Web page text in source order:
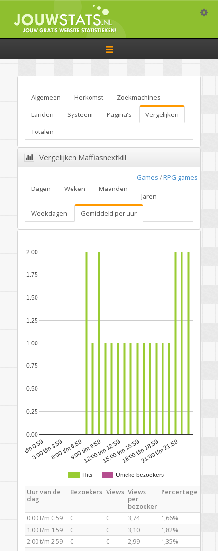
Toggle
navigation
Algemeen Herkomst
Zoekmachines
Landen
Systeem Pagina's
Vergelijken
Totalen
Vergelijken Maffiasnextkill
Games /RPG games
Dagen
Weken
Maanden
Jaren
Weekdagen
Gemiddeld per uur
Hits Unieke bezoekers
0:00 t/m 0:59
3:00 t/m 3:596:00 t/m 6:599:00 t/m 9:59
12:00 t/m 12:5915:00 t/m 15:5918:00 t/m 18:59
21:00 t/m 21:59
0.00
0.25
0.50
0.75
1.00
1.25
1.50
1.75
2.00
Uur van de
dag
Bezoekers Views Views
per
bezoeker
Percentage
0:00 t/m 0:59 0 0 3,74
1,66%
1:00 t/m 1:59
0 0 3,10
1,82%
2:00 t/m 2:59
0 0 2,99
1,35%